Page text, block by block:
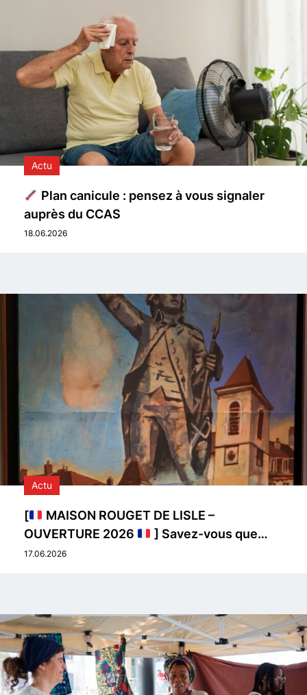
Actu
Plan canicule : pensez à vous signaler
auprès du CCAS
18.06.2026
Actu
[
MAISON ROUGET DE LISLE –
OUVERTURE 2026
] Savez-vous que…
17.06.2026